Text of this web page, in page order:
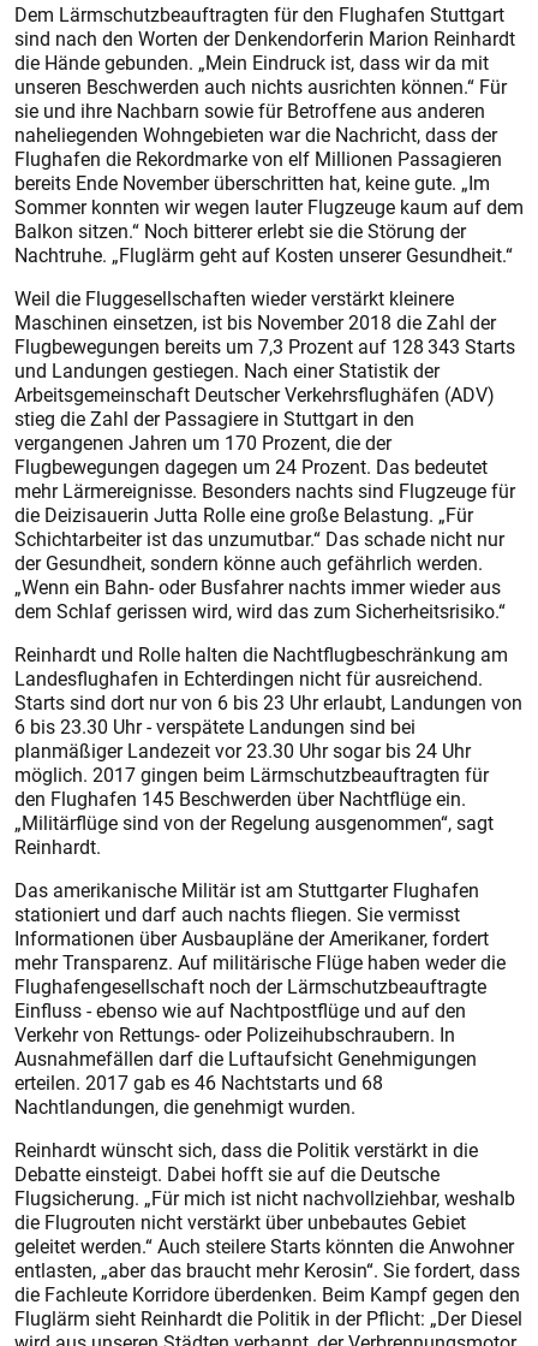
Dem Lärmschutzbeauftragten für den Flughafen Stuttgart
sind nach den Worten der Denkendorferin Marion Reinhardt
die Hände gebunden. „Mein Eindruck ist, dass wir da mit
unseren Beschwerden auch nichts ausrichten können.“ Für
sie und ihre Nachbarn sowie für Betroffene aus anderen
naheliegenden Wohngebieten war die Nachricht, dass der
Flughafen die Rekordmarke von elf Millionen Passagieren
bereits Ende November überschritten hat, keine gute. „Im
Sommer konnten wir wegen lauter Flugzeuge kaum auf dem
Balkon sitzen.“ Noch bitterer erlebt sie die Störung der
Nachtruhe. „Fluglärm geht auf Kosten unserer Gesundheit.“
Weil die Fluggesellschaften wieder verstärkt kleinere
Maschinen einsetzen, ist bis November 2018 die Zahl der
Flugbewegungen bereits um 7,3 Prozent auf 128 343 Starts
und Landungen gestiegen. Nach einer Statistik der
Arbeitsgemeinschaft Deutscher Verkehrsflughäfen (ADV)
stieg die Zahl der Passagiere in Stuttgart in den
vergangenen Jahren um 170 Prozent, die der
Flugbewegungen dagegen um 24 Prozent. Das bedeutet
mehr Lärmereignisse. Besonders nachts sind Flugzeuge für
die Deizisauerin Jutta Rolle eine große Belastung. „Für
Schichtarbeiter ist das unzumutbar.“ Das schade nicht nur
der Gesundheit, sondern könne auch gefährlich werden.
„Wenn ein Bahn- oder Busfahrer nachts immer wieder aus
dem Schlaf gerissen wird, wird das zum Sicherheitsrisiko.“
Reinhardt und Rolle halten die Nachtflugbeschränkung am
Landesflughafen in Echterdingen nicht für ausreichend.
Starts sind dort nur von 6 bis 23 Uhr erlaubt, Landungen von
6 bis 23.30 Uhr - verspätete Landungen sind bei
planmäßiger Landezeit vor 23.30 Uhr sogar bis 24 Uhr
möglich. 2017 gingen beim Lärmschutzbeauftragten für
den Flughafen 145 Beschwerden über Nachtflüge ein.
„Militärflüge sind von der Regelung ausgenommen“, sagt
Reinhardt.
Das amerikanische Militär ist am Stuttgarter Flughafen
stationiert und darf auch nachts fliegen. Sie vermisst
Informationen über Ausbaupläne der Amerikaner, fordert
mehr Transparenz. Auf militärische Flüge haben weder die
Flughafengesellschaft noch der Lärmschutzbeauftragte
Einfluss - ebenso wie auf Nachtpostflüge und auf den
Verkehr von Rettungs- oder Polizeihubschraubern. In
Ausnahmefällen darf die Luftaufsicht Genehmigungen
erteilen. 2017 gab es 46 Nachtstarts und 68
Nachtlandungen, die genehmigt wurden.
Reinhardt wünscht sich, dass die Politik verstärkt in die
Debatte einsteigt. Dabei hofft sie auf die Deutsche
Flugsicherung. „Für mich ist nicht nachvollziehbar, weshalb
die Flugrouten nicht verstärkt über unbebautes Gebiet
geleitet werden.“ Auch steilere Starts könnten die Anwohner
entlasten, „aber das braucht mehr Kerosin“. Sie fordert, dass
die Fachleute Korridore überdenken. Beim Kampf gegen den
Fluglärm sieht Reinhardt die Politik in der Pflicht: „Der Diesel